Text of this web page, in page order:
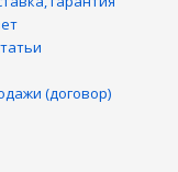
(договор)